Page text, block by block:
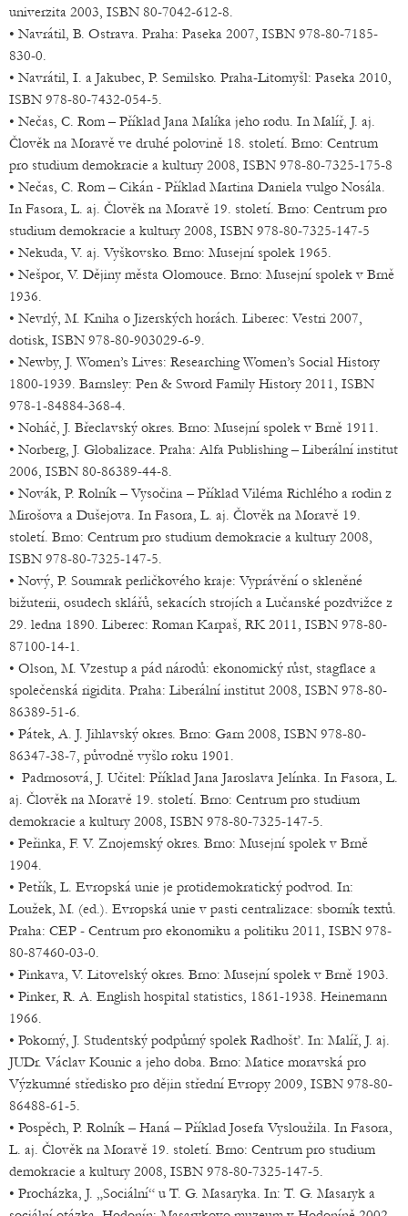
univerzita 2003, ISBN 80-7042-612-8.
• Navrátil, B. Ostrava. Praha: Paseka 2007, ISBN 978-80-7185-
830-0.
• Navrátil, I. a Jakubec, P. Semilsko. Praha-Litomyšl: Paseka 2010,
ISBN 978-80-7432-054-5.
• Nečas, C. Rom – Příklad Jana Malíka jeho rodu. In Malíř, J. aj.
Člověk na Moravě ve druhé polovině 18. století. Brno: Centrum
pro studium demokracie a kultury 2008, ISBN 978-80-7325-175-8
• Nečas, C. Rom – Cikán - Příklad Martina Daniela vulgo Nosála.
In Fasora, L. aj. Člověk na Moravě 19. století. Brno: Centrum pro
studium demokracie a kultury 2008, ISBN 978-80-7325-147-5
• Nekuda, V. aj. Vyškovsko. Brno: Musejní spolek 1965.
• Nešpor, V. Dějiny města Olomouce. Brno: Musejní spolek v Brně
1936.
• Nevrlý, M. Kniha o Jizerských horách. Liberec: Vestri 2007,
dotisk, ISBN 978-80-903029-6-9.
• Newby, J. Women’s Lives: Researching Women’s Social History
1800-1939. Barnsley: Pen & Sword Family History 2011, ISBN
978-1-84884-368-4.
• Noháč, J. Břeclavský okres. Brno: Musejní spolek v Brně 1911.
• Norberg, J. Globalizace. Praha: Alfa Publishing – Liberální institut
2006, ISBN 80-86389-44-8.
• Novák, P. Rolník – Vysočina – Příklad Viléma Richlého a rodin z
Mirošova a Dušejova. In Fasora, L. aj. Člověk na Moravě 19.
století. Brno: Centrum pro studium demokracie a kultury 2008,
ISBN 978-80-7325-147-5.
• Nový, P. Soumrak perličkového kraje: Vyprávění o skleněné
bižuterii, osudech sklářů, sekacích strojích a Lučanské pozdvižce z
29. ledna 1890. Liberec: Roman Karpaš, RK 2011, ISBN 978-80-
87100-14-1.
• Olson, M. Vzestup a pád národů: ekonomický růst, stagflace a
společenská rigidita. Praha: Liberální institut 2008, ISBN 978-80-
86389-51-6.
• Pátek, A. J. Jihlavský okres. Brno: Garn 2008, ISBN 978-80-
86347-38-7, původně vyšlo roku 1901.
• Padrnosová, J. Učitel: Příklad Jana Jaroslava Jelínka. In Fasora, L.
aj. Člověk na Moravě 19. století. Brno: Centrum pro studium
demokracie a kultury 2008, ISBN 978-80-7325-147-5.
• Peřinka, F. V. Znojemský okres. Brno: Musejní spolek v Brně
1904.
• Petřík, L. Evropská unie je protidemokratický podvod. In:
Loužek, M. (ed.). Evropská unie v pasti centralizace: sborník textů.
Praha: CEP - Centrum pro ekonomiku a politiku 2011, ISBN 978-
80-87460-03-0.
• Pinkava, V. Litovelský okres. Brno: Musejní spolek v Brně 1903.
• Pinker, R. A. English hospital statistics, 1861-1938. Heinemann
1966.
• Pokorný, J. Studentský podpůrný spolek Radhošť. In: Malíř, J. aj.
JUDr. Václav Kounic a jeho doba. Brno: Matice moravská pro
Výzkumné středisko pro dějin střední Evropy 2009, ISBN 978-80-
86488-61-5.
• Pospěch, P. Rolník – Haná – Příklad Josefa Vysloužila. In Fasora,
L. aj. Člověk na Moravě 19. století. Brno: Centrum pro studium
demokracie a kultury 2008, ISBN 978-80-7325-147-5.
• Procházka, J. „Sociální“ u T. G. Masaryka. In: T. G. Masaryk a